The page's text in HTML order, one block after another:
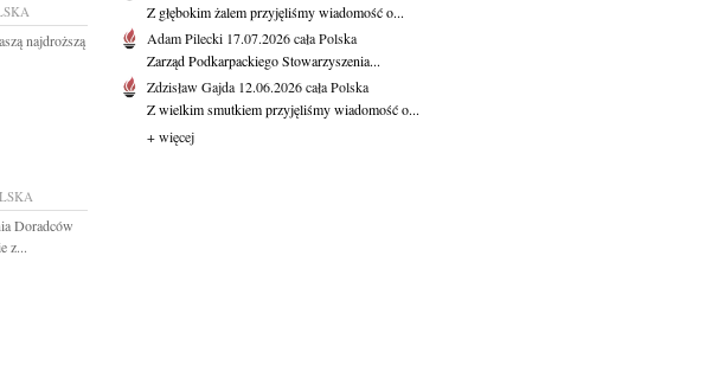
najdroższą
Doradców
z...
Z głębokim żalem przyjęliśmy wiadomość o...
Adam Pilecki 17.07.2026cała Polska
Zarząd Podkarpackiego Stowarzyszenia...
Zdzisław Gajda 12.06.2026cała Polska
Z wielkim smutkiem przyjęliśmy wiadomość o...
+ więcej